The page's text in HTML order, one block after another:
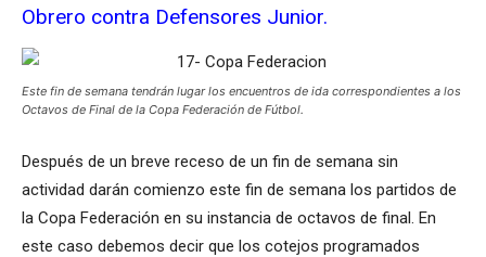
Obrero contra Defensores Junior.
Este fin de semana tendrán lugar los encuentros de ida correspondientes a los
Octavos de Final de la Copa Federación de Fútbol.
Después de un breve receso de un fin de semana sin
actividad darán comienzo este fin de semana los partidos de
la Copa Federación en su instancia de octavos de final. En
este caso debemos decir que los cotejos programados